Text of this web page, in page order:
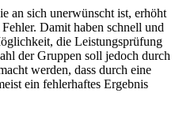
an sich unerwünscht ist, erhöht
Damit haben schnell und
die Leistungsprüfung
der Gruppen soll jedoch durch
werden, dass durch eine
ein fehlerhaftes Ergebnis